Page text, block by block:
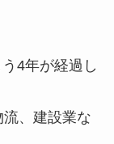
4年が経過し
、建設業な